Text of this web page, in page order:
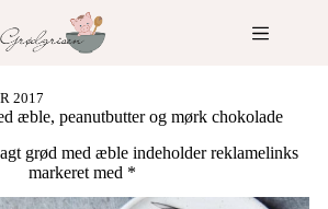
2017
æble, peanutbutter og mørk chokolade
grød med æble indeholder reklamelinks
markeret med *